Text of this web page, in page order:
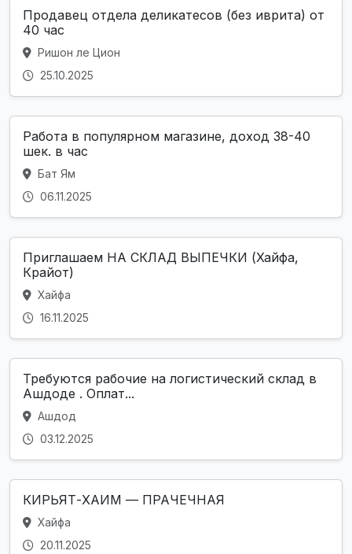
Продавец отдела деликатесов (без иврита) от
40 час
Ришон ле Цион
25.10.2025
Работа в популярном магазине, доход 38-40
шек. в час
Бат Ям
06.11.2025
Приглашаем НА СКЛАД ВЫПЕЧКИ (Хайфа,
Крайот)
Хайфа
16.11.2025
Требуются рабочие на логистический склад в
Ашдоде . Оплат...
Ашдод
03.12.2025
КИРЬЯТ-ХАИМ — ПРАЧЕЧНАЯ
Хайфа
20.11.2025